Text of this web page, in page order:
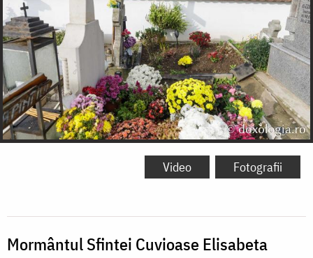
Video Fotografii
Mormântul Sfintei Cuvioase Elisabeta